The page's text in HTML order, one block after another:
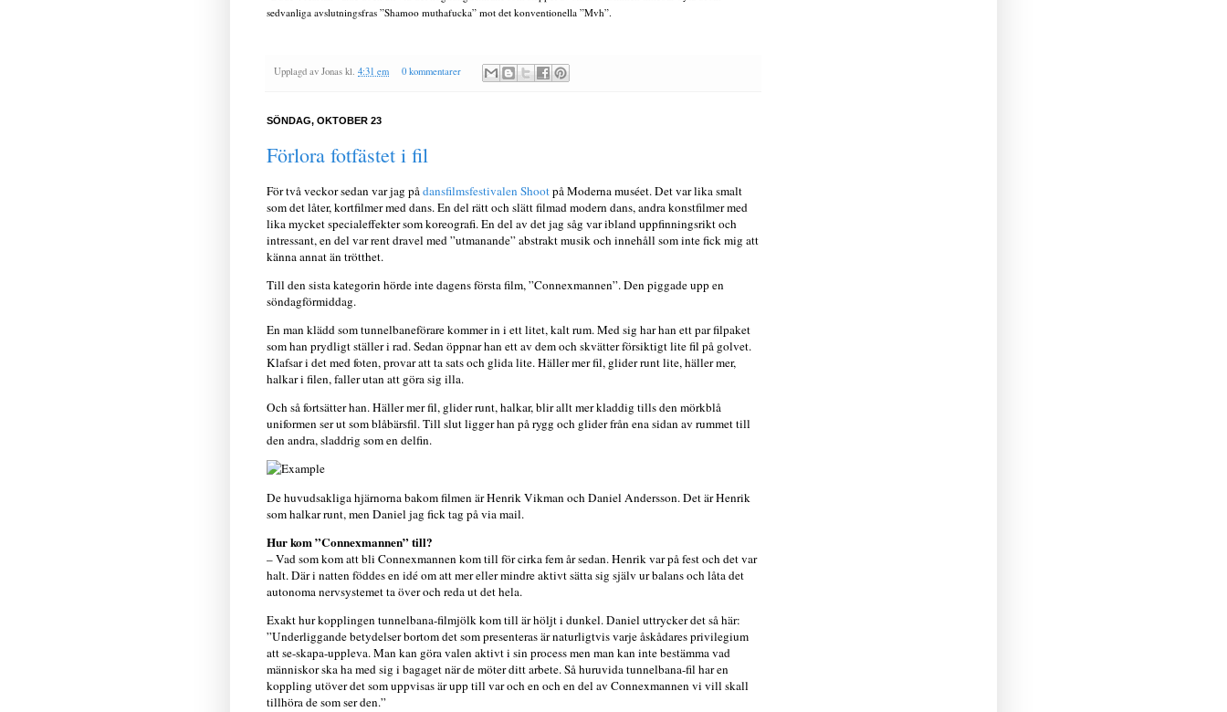
sedvanliga avslutningsfras ”Shamoo muthafucka” mot det konventionella ”Mvh”.
Upplagd av Jonas kl. 4:31 em 0 kommentarer
SÖNDAG, OKTOBER 23
Förlora fotfästet i fil
För två veckor sedan var jag pådansfilmsfestivalen Shootpå Moderna muséet. Det var lika smalt
som det låter, kortfilmer med dans. En del rätt och slätt filmad modern dans, andra konstfilmer med
lika mycket specialeffekter som koreografi. En del av det jag såg var ibland uppfinningsrikt och
intressant, en del var rent dravel med ”utmanande” abstrakt musik och innehåll som inte fick mig att
känna annat än trötthet.
Till den sista kategorin hörde inte dagens första film, ”Connexmannen”. Den piggade upp en
söndagförmiddag.
En man klädd som tunnelbaneförare kommer in i ett litet, kalt rum. Med sig har han ett par filpaket
som han prydligt ställer i rad. Sedan öppnar han ett av dem och skvätter försiktigt lite fil på golvet.
Klafsar i det med foten, provar att ta sats och glida lite. Häller mer fil, glider runt lite, häller mer,
halkar i filen, faller utan att göra sig illa.
Och så fortsätter han. Häller mer fil, glider runt, halkar, blir allt mer kladdig tills den mörkblå
uniformen ser ut som blåbärsfil. Till slut ligger han på rygg och glider från ena sidan av rummet till
den andra, sladdrig som en delfin.
De huvudsakliga hjärnorna bakom filmen är Henrik Vikman och Daniel Andersson. Det är Henrik
som halkar runt, men Daniel jag fick tag på via mail.
Hur kom ”Connexmannen” till?
– Vad som kom att bli Connexmannen kom till för cirka fem år sedan. Henrik var på fest och det var
halt. Där i natten föddes en idé om att mer eller mindre aktivt sätta sig själv ur balans och låta det
autonoma nervsystemet ta över och reda ut det hela.
Exakt hur kopplingen tunnelbana-filmjölk kom till är höljt i dunkel. Daniel uttrycker det så här:
”Underliggande betydelser bortom det som presenteras är naturligtvis varje åskådares privilegium
att se-skapa-uppleva. Man kan göra valen aktivt i sin process men man kan inte bestämma vad
människor ska ha med sig i bagaget när de möter ditt arbete. Så huruvida tunnelbana-fil har en
koppling utöver det som uppvisas är upp till var och en och en del av Connexmannen vi vill skall
tillhöra de som ser den.”